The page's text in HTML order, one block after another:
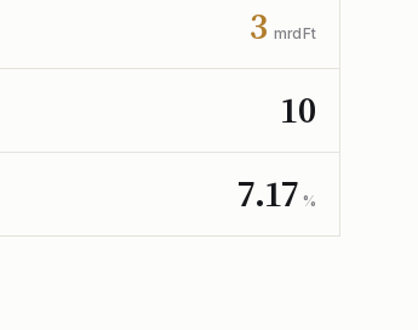
3 mrd Ft
10
7.17 %